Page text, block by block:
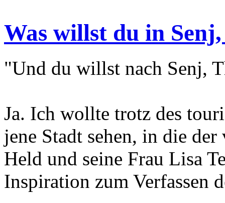
Was willst du in
"Und du willst nach Senj,
Ja. Ich wollte trotz des
jene Stadt sehen, in die
Held und seine Frau Lisa
Inspiration zum Verfassen